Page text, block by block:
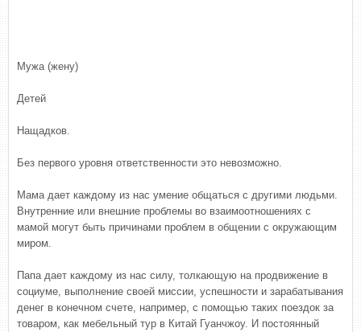
Мужа (жену)
Детей
Нащадков.
Без первого уровня ответственности это невозможно.
Мама дает каждому из нас умение общаться с другими людьми.
Внутренние или внешние проблемы во взаимоотношениях с
мамой могут быть причинами проблем в общении с окружающим
миром.
Папа дает каждому из нас силу, толкающую на продвижение в
социуме, выполнение своей миссии, успешности и зарабатывания
денег в конечном счете, например, с помощью таких поездок за
товаром, как мебельный тур в Китай Гуанчжоу. И постоянный